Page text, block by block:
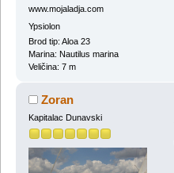
www.mojaladja.com
Ypsiolon
Brod tip: Aloa 23
Marina: Nautilus marina
Veličina: 7 m
Zoran
Kapitalac Dunavski